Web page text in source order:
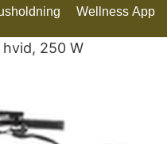
Wellness App
hvid, 250 W